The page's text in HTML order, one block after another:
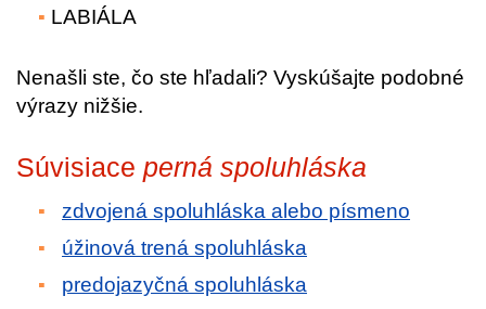
LABIÁLA
Nenašli ste, čo ste hľadali? Vyskúšajte podobné
výrazy nižšie.
Súvisiace perná spoluhláska
zdvojená spoluhláska alebo písmeno
úžinová trená spoluhláska
predojazyčná spoluhláska